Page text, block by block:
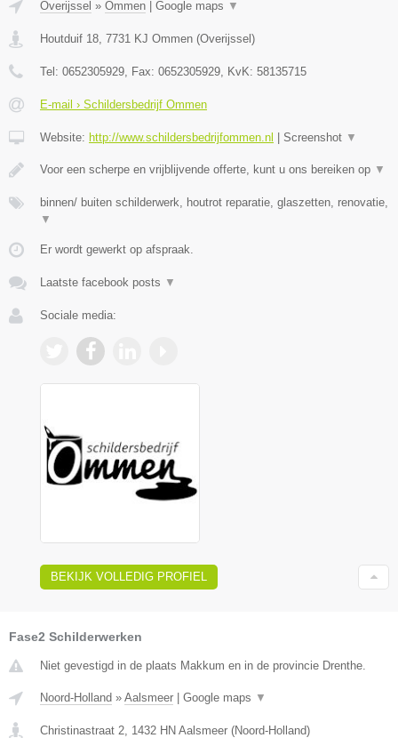
Overijssel » Ommen Google maps ▼
Houtduif 18 7731 KJ Ommen (Overijssel )
Tel: 0652305929 , Fax: 0652305929 , KvK: 58135715
E-mail › Schildersbedrijf Ommen
Website: http://www.schildersbedrijfommen.nl Screenshot ▼
Voor een scherpe en vrijblijvende offerte, kunt u ons bereiken op ▼
binnen/ buiten schilderwerk, houtrot reparatie, glaszetten, renovatie,
▼
Er wordt gewerkt op afspraak.
Laatste facebook posts ▼
Sociale media:
BEKIJK VOLLEDIG PROFIEL
Fase2 Schilderwerken
Niet gevestigd in de plaats Makkum en in de provincie Drenthe.
Noord-Holland » Aalsmeer Google maps ▼
Christinastraat 2 1432 HN Aalsmeer (Noord-Holland)